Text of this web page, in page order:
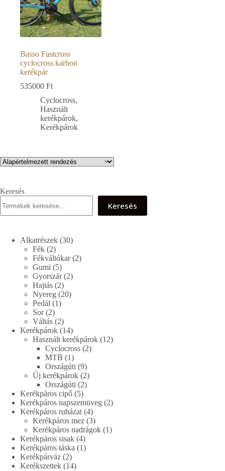
Basso Fastcross
cyclocross karbon
kerékpár
535000 Ft
Cyclocross,
Használt
kerékpárok,
Kerékpárok
Keresés
Keresés
Alkatrészek 3030
Fék 22
termék
Fékváltókar 22
Gumi 55
termék
Gyorszár 22
Hajtás 22
termék
Nyereg 2020
Pedál 11
Sor 22
termék
Váltás 22
termék
Kerékpárok 1414
termék
Használt kerékpárok 1212
Cyclocross 22
MTB 11
termék
Országúti 99
termék
Új kerékpárok 22
termék
Országúti 22
Kerékpáros cipő 55
termék
Kerékpáros napszemüveg 22
Kerékpáros ruházat 44
termék
Kerékpáros mez 33
termék
Kerékpáros nadrágok 11
Kerékpáros sisak 44
termék
Kerékpáros táska 11
Kerékpárváz 22
termék
Kerékszettek 1414